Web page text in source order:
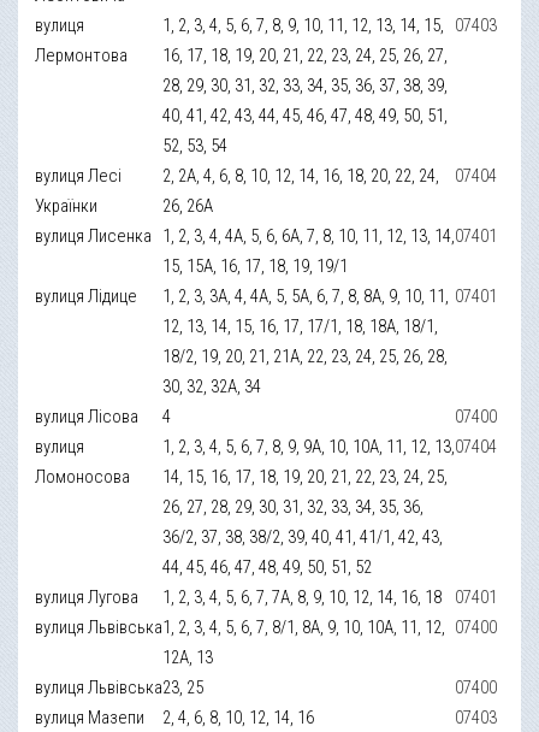
вулиця
Лермонтова
1, 2, 3, 4, 5, 6, 7, 8, 9, 10, 11, 12, 13, 14, 15,
16, 17, 18, 19, 20, 21, 22, 23, 24, 25, 26, 27,
28, 29, 30, 31, 32, 33, 34, 35, 36, 37, 38, 39,
40, 41, 42, 43, 44, 45, 46, 47, 48, 49, 50, 51,
52, 53, 54
07403
вулиця Лесі
Українки
2, 2А, 4, 6, 8, 10, 12, 14, 16, 18, 20, 22, 24,
26, 26А
07404
вулиця Лисенка
1, 2, 3, 4, 4А, 5, 6, 6А, 7, 8, 10, 11, 12, 13, 14,
15, 15А, 16, 17, 18, 19, 19/1
07401
вулиця Лідице
1, 2, 3, 3А, 4, 4А, 5, 5А, 6, 7, 8, 8А, 9, 10, 11,
12, 13, 14, 15, 16, 17, 17/1, 18, 18А, 18/1,
18/2, 19, 20, 21, 21А, 22, 23, 24, 25, 26, 28,
30, 32, 32А, 34
07401
вулиця Лісова 4
07400
вулиця
Ломоносова
1, 2, 3, 4, 5, 6, 7, 8, 9, 9А, 10, 10А, 11, 12, 13,
14, 15, 16, 17, 18, 19, 20, 21, 22, 23, 24, 25,
26, 27, 28, 29, 30, 31, 32, 33, 34, 35, 36,
36/2, 37, 38, 38/2, 39, 40, 41, 41/1, 42, 43,
44, 45, 46, 47, 48, 49, 50, 51, 52
07404
вулиця Лугова 1, 2, 3, 4, 5, 6, 7, 7А, 8, 9, 10, 12, 14, 16, 18
07401
вулиця Львівська1, 2, 3, 4, 5, 6, 7, 8/1, 8А, 9, 10, 10А, 11, 12,
12А, 13
07400
вулиця Львівська23, 25
07400
вулиця Мазепи
2, 4, 6, 8, 10, 12, 14, 16 07403